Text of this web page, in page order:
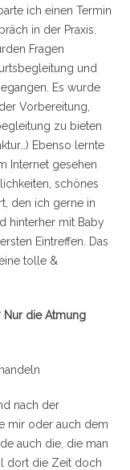
ich einen Termin
in der Praxis.
Fragen
und
Es wurde
Vorbereitung,
zu bieten
Ebenso lernte
Internet gesehen
schönes
den ich gerne in
hinterher mit Baby
Eintreffen. Das
tolle &
Nur die Atmung
nach der
mir oder auch dem
auch die, die man
dort die Zeit doch